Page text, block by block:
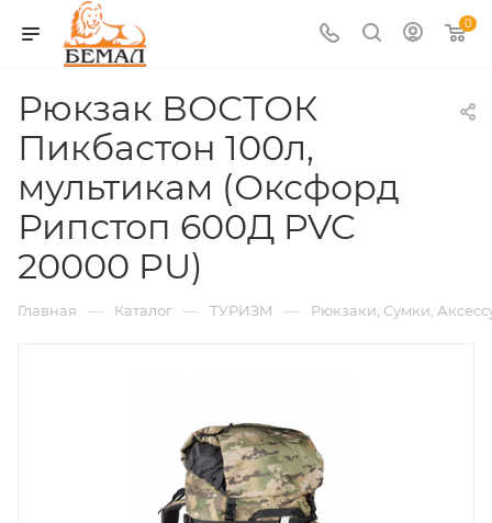
0
Рюкзак ВОСТОК
Пикбастон 100л,
мультикам (Оксфорд
Рипстоп 600Д PVC
20000 PU)
Главная — Каталог — ТУРИЗМ — Рюкзаки, Сумки,